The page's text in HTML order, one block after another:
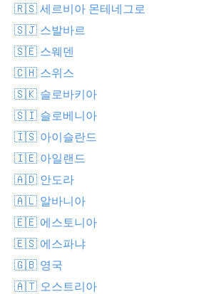
🇷🇸 세르비아 몬테네그로
🇸🇯 스발바르
🇸🇪 스웨덴
🇨🇭 스위스
🇸🇰 슬로바키아
🇸🇮 슬로베니아
🇮🇸 아이슬란드
🇮🇪 아일랜드
🇦🇩 안도라
🇦🇱 알바니아
🇪🇪 에스토니아
🇪🇸 에스파냐
🇬🇧 영국
🇦🇹 오스트리아